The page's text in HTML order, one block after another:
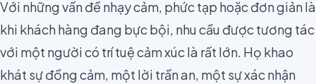
Với những vấn đề nhạy cảm, phức tạp hoặc đơn giản là
khi khách hàng đang bực bội, nhu cầu được tương tác
với một người có trí tuệ cảm xúc là rất lớn. Họ khao
khát sự đồng cảm, một lời trấn an, một sự xác nhận